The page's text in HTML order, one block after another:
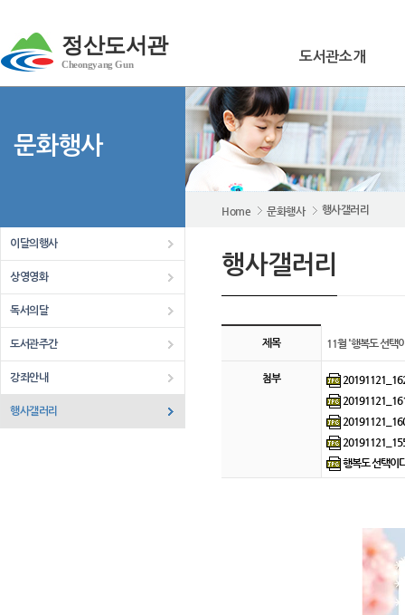
정산도서관
Cheongyang Gun
도서관소개
문화행사
이달의행사
상영영화
독서의달
도서관주간
강좌안내
행사갤러리
행사갤러리
Home 문화행사 행사갤러리
11월 '행복도 선택이다' 게시판 상세
제목 11월 '행복도 선택
첨부
행복도 선택이